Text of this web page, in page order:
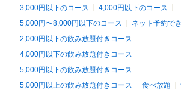
3,000円以下のコース
4,000円以下のコース
5,000円〜8,000円以下のコース
ネット予約で
2,000円以下の飲み放題付きコース
4,000円以下の飲み放題付きコース
5,000円以下の飲み放題付きコース
5,000円以上の飲み放題付きコース
食べ放題